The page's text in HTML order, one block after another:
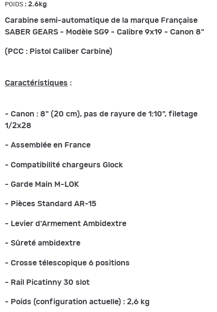
POIDS : 2.6kg
Carabine semi-automatique de la marque Française
SABER GEARS - Modèle SG9 - Calibre 9x19 - Canon 8"
(PCC : Pistol Caliber Carbine)
Caractéristiques :
- Canon : 8" (20 cm), pas de rayure de 1:10", filetage
1/2x28
- Assemblée en France
- Compatibilité chargeurs Glock
- Garde Main M-LOK
- Pièces Standard AR-15
- Levier d'Armement Ambidextre
- Sûreté ambidextre
- Crosse télescopique 6 positions
- Rail Picatinny 30 slot
- Poids (configuration actuelle) : 2,6 kg